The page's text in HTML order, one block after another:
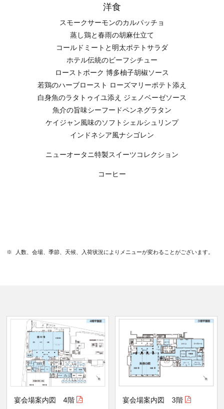
洋食
スモークサーモンのカルパッチョ
蒸し鶏と春雨の胡麻仕立て
コールドミートと明太ポテトサラダ
ホテル伝統のビーフシチュー
ローストポーク 博多柚子胡椒ソース
若鶏のハーブロースト ローズマリーポテト添え
白身魚のラタトゥイユ添え ジェノベーゼソース
魚介の旨味シーフードペンネグラタン
ケイジャン風味のソフトシェルシュリンプ
インドネシア風ナシゴレン
ニューオータニ特製スイーツコレクション
コーヒー
※ 人数、会場、季節、天候、入荷状況によりメニューが変わることがございます。
宴会場案内図 4階 宴会場案内図 3階